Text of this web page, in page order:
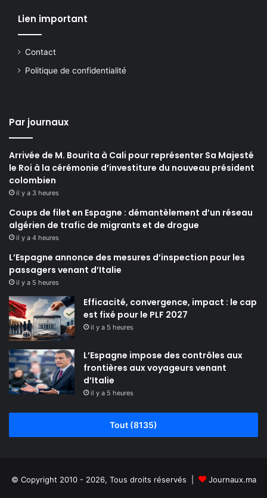
Lien important
Contact
Politique de confidentialité
Par journaux
Arrivée de M. Bourita à Cali pour représenter Sa Majesté
le Roi à la cérémonie d’investiture du nouveau président
colombien
il y a 3 heures
Coups de filet en Espagne : démantèlement d’un réseau
algérien de trafic de migrants et de drogue
il y a 4 heures
L’Espagne annonce des mesures d’inspection pour les
passagers venant d’Italie
il y a 5 heures
Efficacité, convergence, impact : le cap
est fixé pour le PLF 2027
il y a 5 heures
L’Espagne impose des contrôles aux
frontières aux voyageurs venant
d’Italie
il y a 5 heures
Tout (8135)
© Copyright 2010 - 2026, Tous droits réservés | Journaux.ma